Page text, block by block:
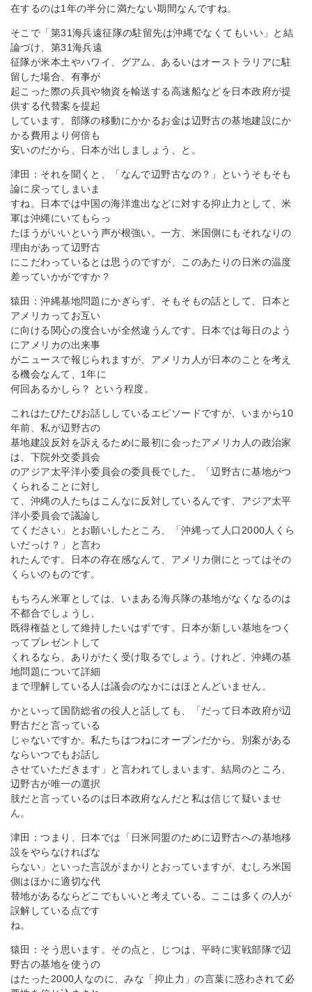
在するのは1年の半分に満たない期間なんですね。
そこで「第31海兵遠征隊の駐留先は沖縄でなくてもいい」と結
論づけ、第31海兵遠
征隊が米本土やハワイ、グアム、あるいはオーストラリアに駐
留した場合、有事が
起こった際の兵員や物資を輸送する高速船などを日本政府が提
供する代替案を提起
しています。部隊の移動にかかるお金は辺野古の基地建設にか
かる費用より何倍も
安いのだから、日本が出しましょう、と。
津田：それを聞くと、「なんで辺野古なの？」というそもそも
論に戻ってしまいま
すね。日本では中国の海洋進出などに対する抑止力として、米
軍は沖縄にいてもらっ
たほうがいいという声が根強い。一方、米国側にもそれなりの
理由があって辺野古
にこだわっているとは思うのですが、このあたりの日米の温度
差っていかがですか？
猿田：沖縄基地問題にかぎらず、そもそもの話として、日本と
アメリカってお互い
に向ける関心の度合いが全然違うんです。日本では毎日のよう
にアメリカの出来事
がニュースで報じられますが、アメリカ人が日本のことを考え
る機会なんて、1年に
何回あるかしら？ という程度。
これはたびたびお話ししているエピソードですが、いまから10
年前、私が辺野古の
基地建設反対を訴えるために最初に会ったアメリカ人の政治家
は、下院外交委員会
のアジア太平洋小委員会の委員長でした。「辺野古に基地がつ
くられることに対し
て、沖縄の人たちはこんなに反対しているんです、アジア太平
洋小委員会で議論し
てください」とお願いしたところ、「沖縄って人口2000人くら
いだっけ？」と言わ
れたんです。日本の存在感なんて、アメリカ側にとってはその
くらいのものです。
もちろん米軍としては、いまある海兵隊の基地がなくなるのは
不都合でしょうし、
既得権益として維持したいはずです。日本が新しい基地をつく
ってプレゼントして
くれるなら、ありがたく受け取るでしょう。けれど、沖縄の基
地問題について詳細
まで理解している人は議会のなかにはほとんどいません。
かといって国防総省の役人と話しても、「だって日本政府が辺
野古だと言っている
じゃないですか。私たちはつねにオープンだから、別案がある
ならいつでもお話し
させていただきます」と言われてしまいます。結局のところ、
辺野古が唯一の選択
肢だと言っているのは日本政府なんだと私は信じて疑いませ
ん。
津田：つまり、日本では「日米同盟のために辺野古への基地移
設をやらなければな
らない」といった言説がまかりとおっていますが、むしろ米国
側はほかに適切な代
替地があるならどこでもいいと考えている。ここは多くの人が
誤解している点です
ね。
猿田：そう思います。その点と、じつは、平時に実戦部隊で辺
野古の基地を使うの
はたった2000人なのに、みな「抑止力」の言葉に惑わされて必